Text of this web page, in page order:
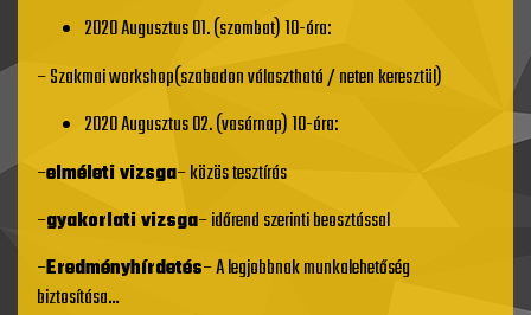
2020 Augusztus 01. (szombat) 10-óra:
– Szakmai workshop(szabadon választható / neten keresztül)
2020 Augusztus 02. (vasárnap) 10-óra:
–elméleti vizsga– közös tesztírás
–gyakorlati vizsga– időrend szerinti beosztással
–Eredményhírdetés– A legjobbnak munkalehetőség
biztosítása…